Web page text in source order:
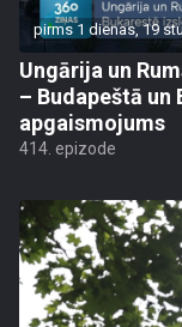
pirms 1 dienas, 19
Ungārija un
– Budapeštā
apgaismojums
414. epizode